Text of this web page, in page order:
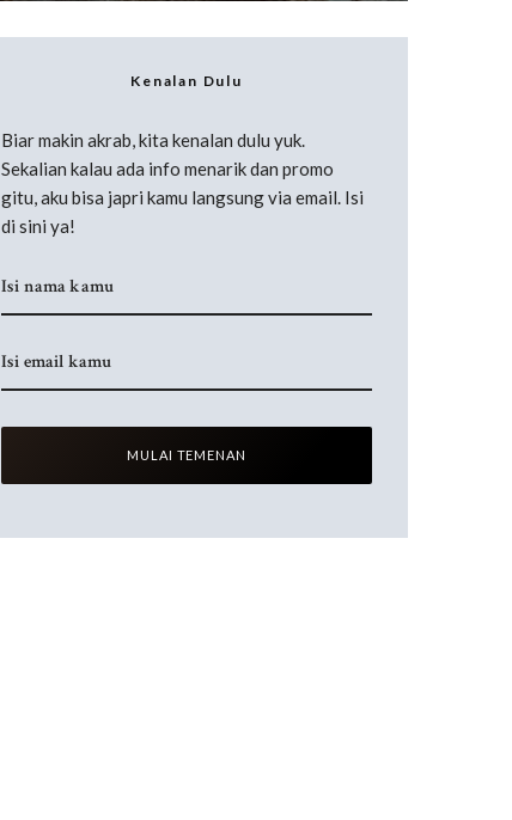
Kenalan Dulu
Biar makin akrab, kita kenalan dulu yuk.
Sekalian kalau ada info menarik dan promo
gitu, aku bisa japri kamu langsung via email. Isi
di sini ya!